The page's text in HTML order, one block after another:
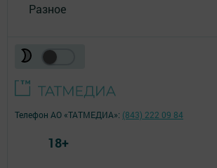
Разное
Телефон АО «ТАТМЕДИА»: (843) 222 09 84
18+